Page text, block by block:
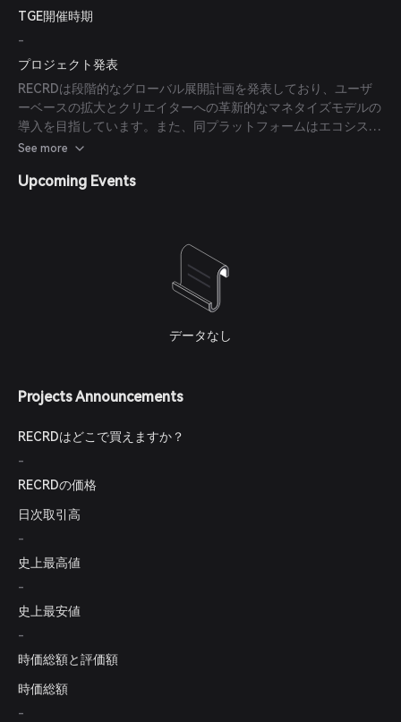
TGE開催時期
-
プロジェクト発表
RECRDは段階的なグローバル展開計画を発表しており、ユーザ
ーベースの拡大とクリエイターへの革新的なマネタイズモデルの
導入を目指しています。また、同プラットフォームはエコシステ
ムをさらに強化するために、独自トークン$RECRDのローンチ準
See more
Upcoming Events
データなし
Projects Announcements
RECRDはどこで買えますか？
-
RECRDの価格
日次取引高
-
史上最高値
-
史上最安値
-
時価総額と評価額
時価総額
-